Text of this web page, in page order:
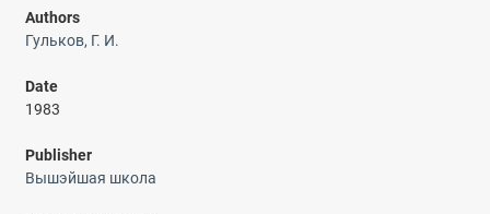
Authors
Гульков, Г. И.
Date
1983
Publisher
Вышэйшая школа